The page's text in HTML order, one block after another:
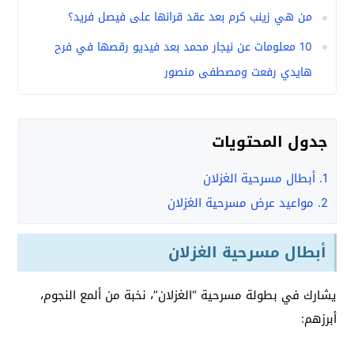
من هي زينب كرم بعد عقد قرانها على فيصل فريد؟
10 معلومات عن نيجار محمد بعد فيديو رقصها في فرح
هايدي رفعت ومصطفى منصور
جدول المحتويات
1. أبطال مسرحية الغزلان
2. مواعيد عرض مسرحية الغزلان
أبطال مسرحية الغزلان
يشارك في بطولة مسرحية “الغزلان”، نخبة من ألمع النجوم،
أبرزهم: